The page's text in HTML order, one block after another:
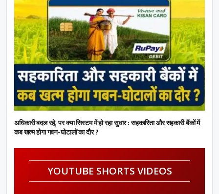
अधिकारी बदल रहे, पर क्या सिस्टम में हो रहा सुधार : सहकारिता और सहकारी बैंकों में
कब खत्म होगा गबन-घोटालों का दौर ?
YOUTUBE SHORTS VIDEOS